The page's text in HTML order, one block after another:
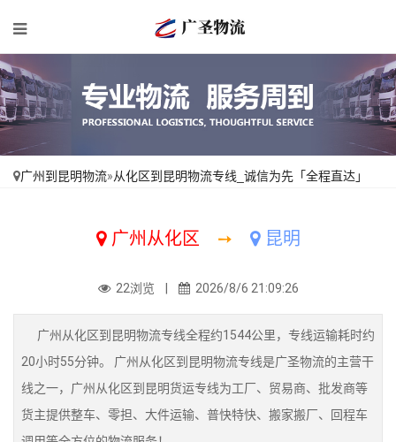
广州到昆明物流»从化区到昆明物流专线_诚信为先「全程直达」
广州从化区 ➙ 昆明
22浏览 | 2026/8/6 21:09:26
广州从化区到昆明物流专线全程约1544公里，专线运输耗时约
20小时55分钟。 广州从化区到昆明物流专线是广圣物流的主营干
线之一，广州从化区到昆明货运专线为工厂、贸易商、批发商等
货主提供整车、零担、大件运输、普快特快、搬家搬厂、回程车